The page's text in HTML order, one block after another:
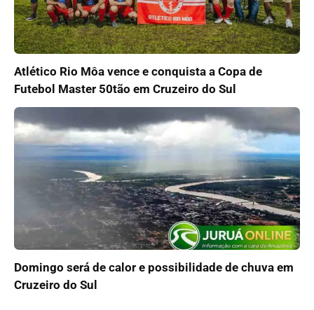
Atlético Rio Môa vence e conquista a Copa de
Futebol Master 50tão em Cruzeiro do Sul
Domingo será de calor e possibilidade de chuva em
Cruzeiro do Sul